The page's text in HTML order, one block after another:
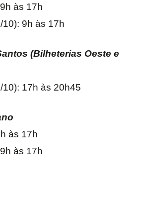
às 17h
10): 9h às 17h
(Bilheterias Oeste e
17h às 20h45
às 17h
às 17h